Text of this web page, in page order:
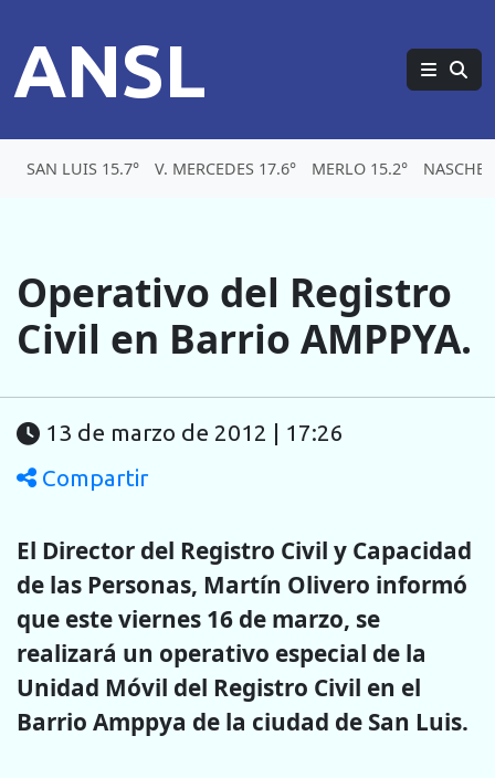
ANSL
SAN LUIS 15.7° V. MERCEDES 17.6° MERLO 15.2°
Operativo del Registro
Civil en Barrio AMPPYA.
13 de marzo de 2012 | 17:26
Compartir
El Director del Registro Civil y Capacidad
de las Personas, Martín Olivero informó
que este viernes 16 de marzo, se
realizará un operativo especial de la
Unidad Móvil del Registro Civil en el
Barrio Amppya de la ciudad de San Luis.